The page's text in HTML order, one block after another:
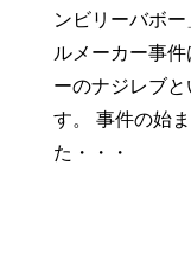
ンビリーバボ
ルメーカー事
ーのナジレブ
す。 事件の始
た・・・